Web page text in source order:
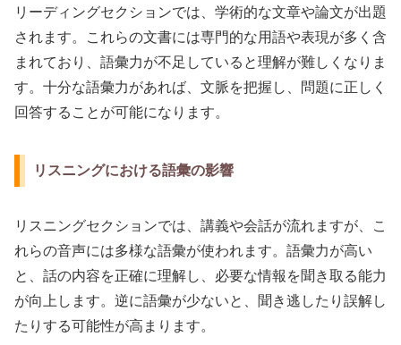
リーディングセクションでは、学術的な文章や論文が出題
されます。これらの文書には専門的な用語や表現が多く含
まれており、語彙力が不足していると理解が難しくなりま
す。十分な語彙力があれば、文脈を把握し、問題に正しく
回答することが可能になります。
リスニングにおける語彙の影響
リスニングセクションでは、講義や会話が流れますが、こ
れらの音声には多様な語彙が使われます。語彙力が高い
と、話の内容を正確に理解し、必要な情報を聞き取る能力
が向上します。逆に語彙が少ないと、聞き逃したり誤解し
たりする可能性が高まります。